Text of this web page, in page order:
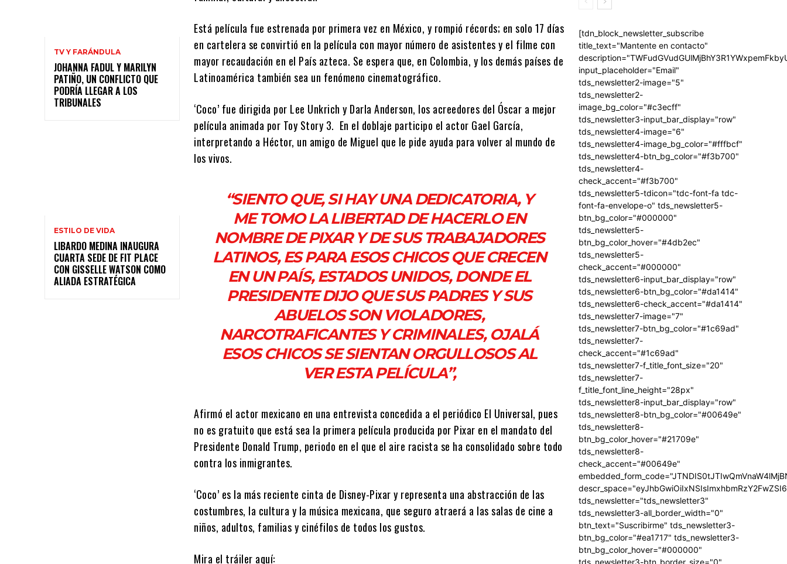
TV Y FARÁNDULA
JOHANNA FADUL Y MARILYN
PATIÑO, UN CONFLICTO QUE
PODRÍA LLEGAR A LOS
TRIBUNALES
ESTILO DE VIDA
LIBARDO MEDINA INAUGURA
CUARTA SEDE DE FIT PLACE
CON GISSELLE WATSON COMO
ALIADA ESTRATÉGICA
Está película fue estrenada por primera vez en México, y rompió récords; en solo 17 días
en cartelera se convirtió en la película con mayor número de asistentes y el filme con
mayor recaudación en el País azteca. Se espera que, en Colombia, y los demás países de
Latinoamérica también sea un fenómeno cinematográfico.
‘Coco’ fue dirigida por Lee Unkrich y Darla Anderson, los acreedores del Óscar a mejor
película animada por Toy Story 3. En el doblaje participo el actor Gael García,
interpretando a Héctor, un amigo de Miguel que le pide ayuda para volver al mundo de
los vivos.
“SIENTO QUE, SI HAY UNA DEDICATORIA, Y
ME TOMO LA LIBERTAD DE HACERLO EN
NOMBRE DE PIXAR Y DE SUS TRABAJADORES
LATINOS, ES PARA ESOS CHICOS QUE CRECEN
EN UN PAÍS, ESTADOS UNIDOS, DONDE EL
PRESIDENTE DIJO QUE SUS PADRES Y SUS
ABUELOS SON VIOLADORES,
NARCOTRAFICANTES Y CRIMINALES, OJALÁ
ESOS CHICOS SE SIENTAN ORGULLOSOS AL
VER ESTA PELÍCULA”,
Afirmó el actor mexicano en una entrevista concedida a el periódico El Universal, pues
no es gratuito que está sea la primera película producida por Pixar en el mandato del
Presidente Donald Trump, periodo en el que el aire racista se ha consolidado sobre todo
contra los inmigrantes.
‘Coco’ es la más reciente cinta de Disney-Pixar y representa una abstracción de las
costumbres, la cultura y la música mexicana, que seguro atraerá a las salas de cine a
niños, adultos, familias y cinéfilos de todos los gustos.
Mira el tráiler aquí:
[tdn_block_newsletter_subscribe
title_text="Mantente en contacto"
input_placeholder="Email"
tds_newsletter2-image="5"
tds_newsletter2-
image_bg_color="#c3ecff"
tds_newsletter3-input_bar_display="row"
tds_newsletter4-image="6"
tds_newsletter4-image_bg_color="#fffbcf"
tds_newsletter4-btn_bg_color="#f3b700"
tds_newsletter4-
check_accent="#f3b700"
tds_newsletter5-tdicon="tdc-font-fa tdc-
font-fa-envelope-o" tds_newsletter5-
btn_bg_color="#000000"
tds_newsletter5-
btn_bg_color_hover="#4db2ec"
tds_newsletter5-
check_accent="#000000"
tds_newsletter6-input_bar_display="row"
tds_newsletter6-btn_bg_color="#da1414"
tds_newsletter6-check_accent="#da1414"
tds_newsletter7-image="7"
tds_newsletter7-btn_bg_color="#1c69ad"
tds_newsletter7-
check_accent="#1c69ad"
tds_newsletter7-f_title_font_size="20"
tds_newsletter7-
f_title_font_line_height="28px"
tds_newsletter8-input_bar_display="row"
tds_newsletter8-btn_bg_color="#00649e"
tds_newsletter8-
btn_bg_color_hover="#21709e"
tds_newsletter8-
check_accent="#00649e"
tds_newsletter="tds_newsletter3"
tds_newsletter3-all_border_width="0"
btn_text="Suscribirme" tds_newsletter3-
btn_bg_color="#ea1717" tds_newsletter3-
btn_bg_color_hover="#000000"